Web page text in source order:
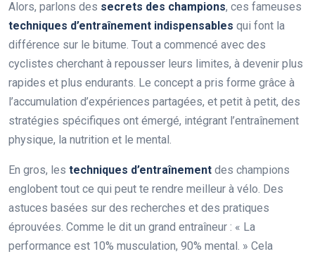
Alors, parlons des secrets des champions, ces fameuses
techniques d’entraînement indispensables qui font la
différence sur le bitume. Tout a commencé avec des
cyclistes cherchant à repousser leurs limites, à devenir plus
rapides et plus endurants. Le concept a pris forme grâce à
l’accumulation d’expériences partagées, et petit à petit, des
stratégies spécifiques ont émergé, intégrant l’entraînement
physique, la nutrition et le mental.
En gros, les techniques d’entraînement des champions
englobent tout ce qui peut te rendre meilleur à vélo. Des
astuces basées sur des recherches et des pratiques
éprouvées. Comme le dit un grand entraîneur : « La
performance est 10% musculation, 90% mental. » Cela